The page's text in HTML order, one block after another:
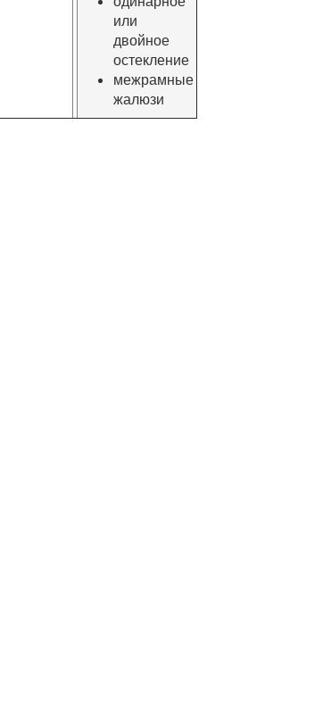
или
двойное
остекление
межрамные
жалюзи